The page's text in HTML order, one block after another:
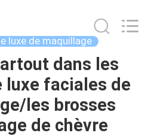
luxe de maquillage
dans les
luxe faciales de
les brosses
de chèvre